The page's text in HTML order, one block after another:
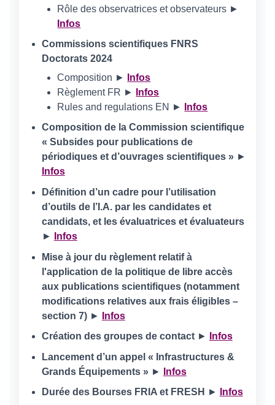
Rôle des observatrices et observateurs ►
Infos
Commissions scientifiques FNRS
Doctorats 2024
Composition ►
Infos
Règlement FR ►
Infos
Rules and regulations EN ►
Infos
Composition de la Commission scientifique
« Subsides pour publications de
périodiques et d’ouvrages scientifiques »►
Infos
Définition d’un cadre pour l’utilisation
d’outils de l’I.A. par les candidates et
candidats, et les évaluatrices et évaluateurs
►
Infos
Mise à jour du règlement relatif à
l'application de la politique de libre accès
aux publications scientifiques (notamment
modifications relatives aux frais éligibles –
section 7)►
Infos
Création des groupes de contact►
Infos
Lancement d’un appel « Infrastructures &
Grands Équipements »►
Infos
Durée des Bourses FRIA et FRESH ►
Infos